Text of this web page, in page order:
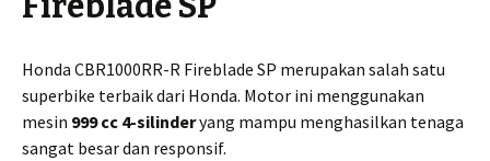
Honda CBR1000RR-R Fireblade SP merupakan salah satu
superbike terbaik dari Honda. Motor ini menggunakan
mesin 999 cc 4-silinderyang mampu menghasilkan tenaga
sangat besar dan responsif.